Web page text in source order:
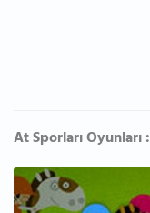
At Sporları Oyunları :